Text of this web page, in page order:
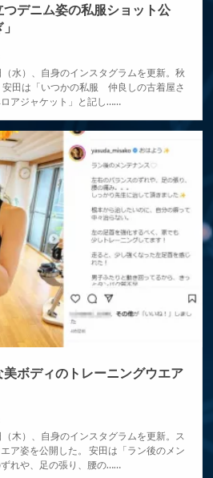
デニム姿の私服ショット公
水）、自身のインスタグラムを更新。秋
安田は「いつかの私服 仲良しの古着屋さ
アジャケット」と記し……
ボディのトレーニングウエア
木）、自身のインスタグラムを更新。ス
ア姿を公開した。 安田は「ラン後のメン
れや、足の張り、腰の……